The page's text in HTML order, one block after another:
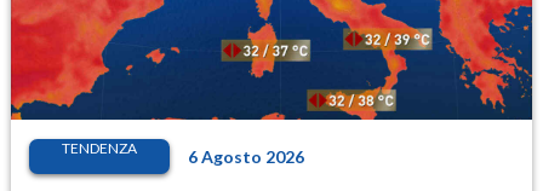
TENDENZA 6 Agosto 2026